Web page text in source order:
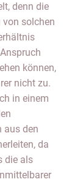
denn die
solchen
können,
nicht zu.
in einem
aus den
da
die als